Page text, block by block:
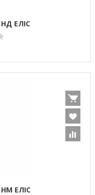
ЕЛІС
ЕЛІС